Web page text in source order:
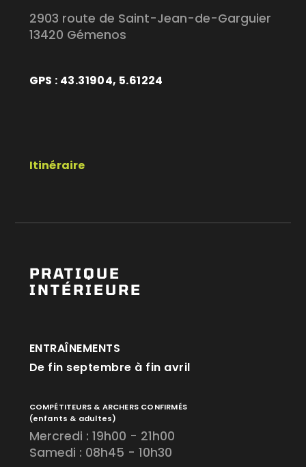
2903 route de Saint-Jean-de-Garguier
13420 Gémenos
GPS : 43.31904, 5.61224
Itinéraire
PRATIQUE
INTÉRIEURE
ENTRAÎNEMENTS
De fin septembre à fin avril
COMPÉTITEURS & ARCHERS CONFIRMÉS
(enfants & adultes)
Mercredi : 19h00 - 21h00
Samedi : 08h45 - 10h30